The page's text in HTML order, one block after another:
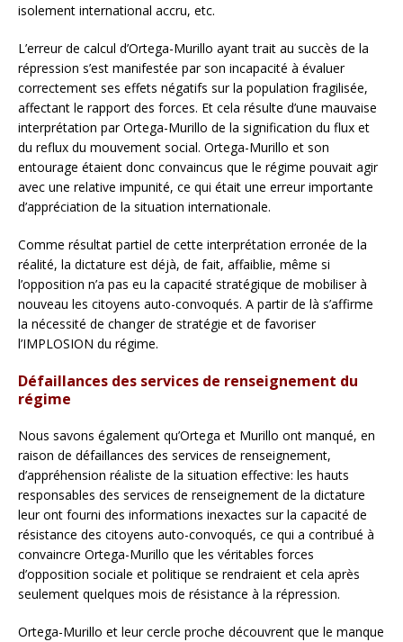
isolement international accru, etc.
L’erreur de calcul d’Ortega-Murillo ayant trait au succès de la
répression s’est manifestée par son incapacité à évaluer
correctement ses effets négatifs sur la population fragilisée,
affectant le rapport des forces. Et cela résulte d’une mauvaise
interprétation par Ortega-Murillo de la signification du flux et
du reflux du mouvement social. Ortega-Murillo et son
entourage étaient donc convaincus que le régime pouvait agir
avec une relative impunité, ce qui était une erreur importante
d’appréciation de la situation internationale.
Comme résultat partiel de cette interprétation erronée de la
réalité, la dictature est déjà, de fait, affaiblie, même si
l’opposition n’a pas eu la capacité stratégique de mobiliser à
nouveau les citoyens auto-convoqués. A partir de là s’affirme
la nécessité de changer de stratégie et de favoriser
l’IMPLOSION du régime.
Défaillances des services de renseignement du
régime
Nous savons également qu’Ortega et Murillo ont manqué, en
raison de défaillances des services de renseignement,
d’appréhension réaliste de la situation effective: les hauts
responsables des services de renseignement de la dictature
leur ont fourni des informations inexactes sur la capacité de
résistance des citoyens auto-convoqués, ce qui a contribué à
convaincre Ortega-Murillo que les véritables forces
d’opposition sociale et politique se rendraient et cela après
seulement quelques mois de résistance à la répression.
Ortega-Murillo et leur cercle proche découvrent que le manque